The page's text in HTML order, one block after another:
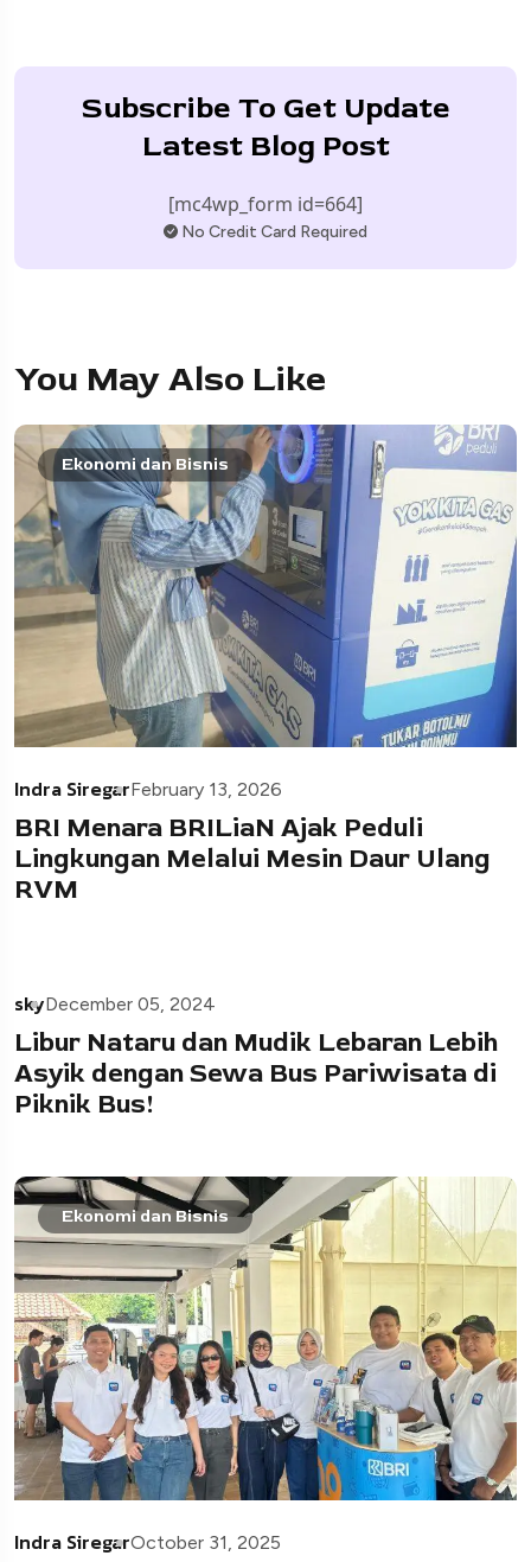
Subscribe To Get Update
Latest Blog Post
[mc4wp_form id=664]
No Credit Card Required
You May Also Like
Ekonomi dan Bisnis
Indra SiregarFebruary 13, 2026
BRI Menara BRILiaN Ajak Peduli
Lingkungan Melalui Mesin Daur Ulang
RVM
skyDecember 05, 2024
Libur Nataru dan Mudik Lebaran Lebih
Asyik dengan Sewa Bus Pariwisata di
Piknik Bus!
Ekonomi dan Bisnis
Indra SiregarOctober 31, 2025